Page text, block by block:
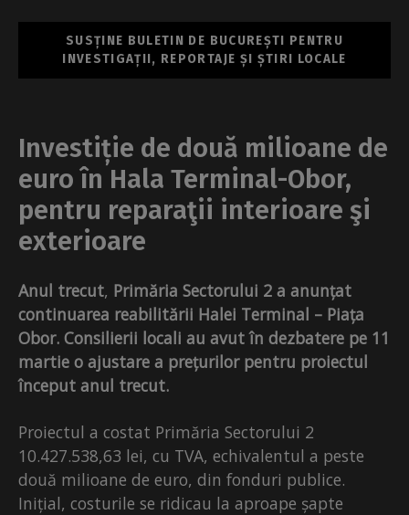
SUSȚINE BULETIN DE BUCUREȘTI PENTRU
INVESTIGAȚII, REPORTAJE ȘI ȘTIRI LOCALE
Investiție de două milioane de
euro în Hala Terminal-Obor,
pentru reparaţii interioare şi
exterioare
Anul trecut, Primăria Sectorului 2 a anunțat
continuarea reabilitării Halei Terminal – Piața
Obor. Consilierii locali au avut în dezbatere pe 11
martie o ajustare a prețurilor pentru proiectul
început anul trecut.
Proiectul a costat Primăria Sectorului 2
10.427.538,63 lei, cu TVA, echivalentul a peste
două milioane de euro, din fonduri publice.
Inițial, costurile se ridicau la aproape șapte